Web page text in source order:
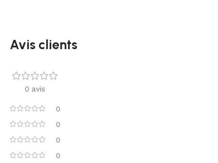
Avis clients
0 avis
0
0
0
0